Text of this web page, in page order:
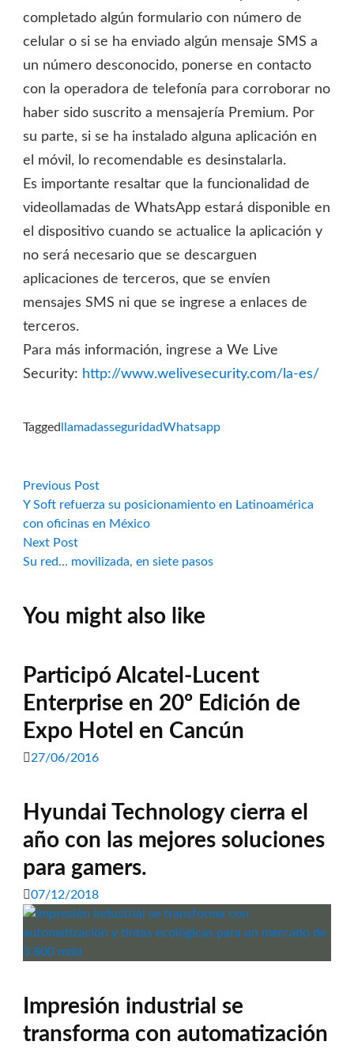
completado algún formulario con número de
celular o si se ha enviado algún mensaje SMS a
un número desconocido, ponerse en contacto
con la operadora de telefonía para corroborar no
haber sido suscrito a mensajería Premium. Por
su parte, si se ha instalado alguna aplicación en
el móvil, lo recomendable es desinstalarla.
Es importante resaltar que la funcionalidad de
videollamadas de WhatsApp estará disponible en
el dispositivo cuando se actualice la aplicación y
no será necesario que se descarguen
aplicaciones de terceros, que se envíen
mensajes SMS ni que se ingrese a enlaces de
terceros.
Para más información, ingrese a We Live
Security: http://www.welivesecurity.com/la-es/
Tagged llamadasseguridadWhatsapp
Navegación
de
entradas
Previous PostPrevious
post:
Y Soft refuerza su posicionamiento en Latinoamérica
con oficinas en México
Next PostNext
post:
Su red… movilizada, en siete pasos
You might also like
Participó Alcatel-Lucent
Enterprise en 20º Edición de
Expo Hotel en Cancún
27/06/2016
Hyundai Technology cierra el
año con las mejores soluciones
para gamers.
07/12/2018
Impresión industrial se
transforma con automatización